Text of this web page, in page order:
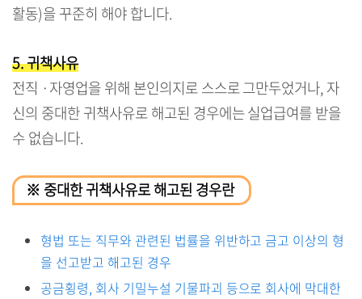
활동)을 꾸준히 해야 합니다.
5. 귀책사유
전직 ·자영업을 위해 본인의지로 스스로 그만두었거나, 자
신의 중대한 귀책사유로 해고된 경우에는 실업급여를 받을
수 없습니다.
※ 중대한 귀책사유로 해고된 경우란
형법 또는 직무와 관련된 법률을 위반하고 금고 이상의 형
을 선고받고 해고된 경우
공금횡령, 회사 기밀누설 기물파괴 등으로 회사에 막대한